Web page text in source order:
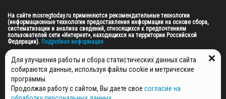
На сайте mosregtoday.ru применяются рекомендательные технологии
(информационные технологии предоставления информации на основе сбора,
систематизации и анализа сведений, относящихся к предпочтениям
пользователей сети «Интернет», находящихся на территории Российской
Федерации). Подробная информация
© 2026 ПРАВА НА ВСЕ МАТЕРИАЛЫ САЙТА ПРИНАДЛЕЖАТ ГАУ МО "ЦИФРОВЫЕ
МЕДИА" (ОГРН: 1255000059467).
ПОЛИТИКА ОБРАБОТКИ И ЗАЩИТЫ ПЕРСОНАЛЬНЫХ ДАННЫХ
Для улучшения работы и сбора статистических данных сайта
собираются данные, используя файлы cookie и метрические
программы.
Продолжая работу с сайтом, Вы даете свое согласие на